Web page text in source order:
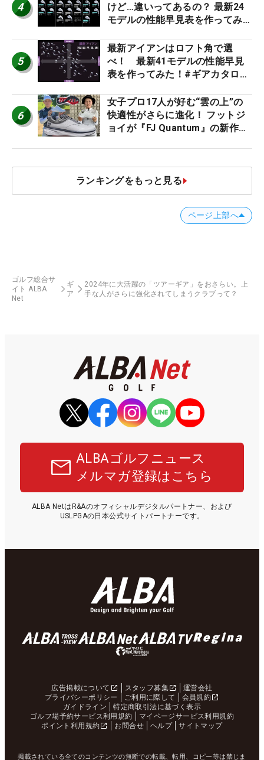
4
けど…違いってあるの？ 最新24
モデルの性能早見表を作ってみ
5
最新アイアンはロフト角で選
べ！ 最新41モデルの性能早見
表を作ってみた！#ギアカタログ
6
女子プロ17人が好む“雲の上”の
快適性がさらに進化！ フットジ
ョイが『FJ Quantum』の新作を
ランキングをもっと見る
ページ上部へ
ゴルフ総合サ
イト ALBA
Net
ギ
ア
2024年に大活躍の「ツアーギア」をおさらい。上
手な人がさらに強化されてしまうクラブって？
ALBAゴルフニュース
メルマガ登録はこちら
ALBA NetはR&Aのオフィシャルデジタルパートナー、および
USLPGAの日本公式サイトパートナーです。
広告掲載について スタッフ募集
運営会社
プライバシーポリシー
ご利用に際して
会員規約
ガイドライン
特定商取引法に基づく表示
ゴルフ場予約サービス利用規約
マイページサービス利用規約
ポイント利用規約
お問合せ ヘルプ サイトマップ
掲載されている全てのコンテンツの無断での転載、転用、コピー等は禁じま